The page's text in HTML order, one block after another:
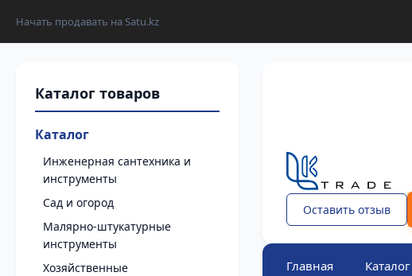
Начать продавать на Satu.kz
Каталог
Инженерная сантехника и
инструменты
Сад и огород
Малярно-штукатурные
инструменты
Хозяйственные
Оставить отзыв
Главная Каталог